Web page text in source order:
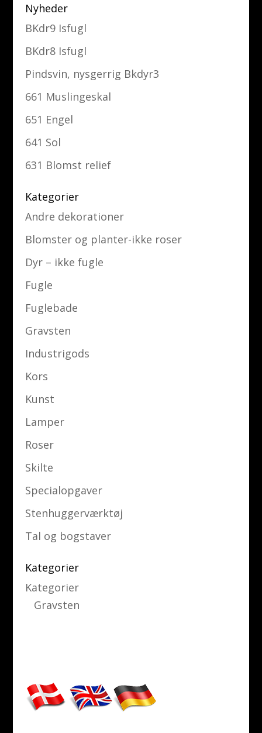
Nyheder
BKdr9 Isfugl
BKdr8 Isfugl
Pindsvin, nysgerrig Bkdyr3
661 Muslingeskal
651 Engel
641 Sol
631 Blomst relief
Kategorier
Andre dekorationer
Blomster og planter-ikke roser
Dyr – ikke fugle
Fugle
Fuglebade
Gravsten
Industrigods
Kors
Kunst
Lamper
Roser
Skilte
Specialopgaver
Stenhuggerværktøj
Tal og bogstaver
Kategorier
Kategorier
Gravsten